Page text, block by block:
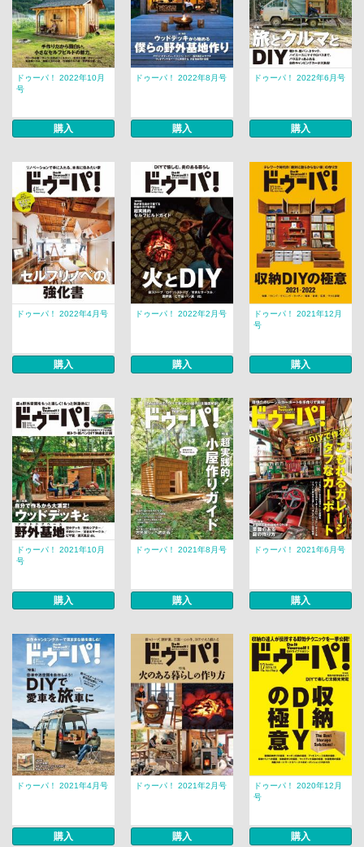
ドゥーパ！ 2022年10月
号
購入
ドゥーパ！ 2022年8月号
購入
ドゥーパ！ 2022年6月号
購入
ドゥーパ！ 2022年4月号
購入
ドゥーパ！ 2022年2月号
購入
ドゥーパ！ 2021年12月
号
購入
ドゥーパ！ 2021年10月
号
購入
ドゥーパ！ 2021年8月号
購入
ドゥーパ！ 2021年6月号
購入
ドゥーパ！ 2021年4月号
購入
ドゥーパ！ 2021年2月号
購入
ドゥーパ！ 2020年12月
号
購入